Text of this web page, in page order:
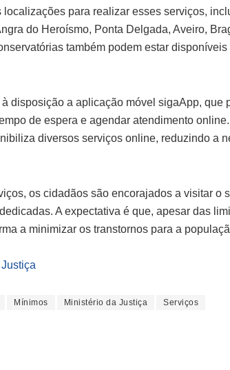
para realizar esses serviços,
do Heroísmo, Ponta Delgada, Aveiro,
também podem estar disponíveis
disposição a aplicação móvel sigaApp, que
de espera e agendar atendimento
diversos serviços online, reduzindo a
os cidadãos são encorajados a visitar o
A expectativa é que, apesar das
a minimizar os transtornos para a
Mínimos Ministério da Justiça Serviços